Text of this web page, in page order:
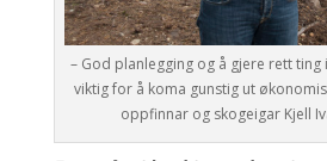
– God planlegging og å gjere rett
viktig for å koma gunstig ut
oppfinnar og skogeigar Kjell